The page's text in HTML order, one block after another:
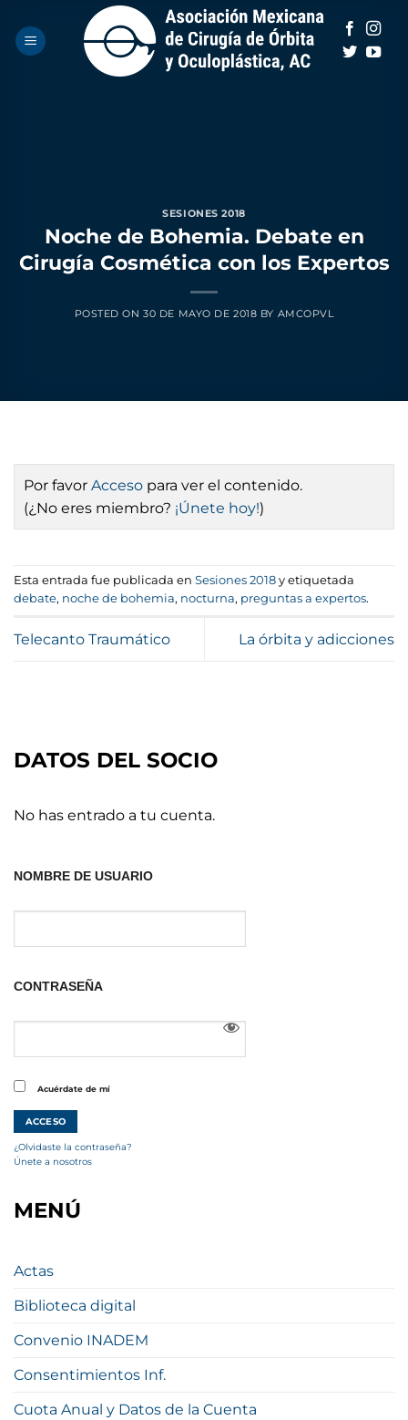
contenido
SESIONES 2018
Noche de Bohemia. Debate en
Cirugía Cosmética con los Expertos
POSTED ON30 DE MAYO DE 2018 BY AMCOPVL
Por favor Acceso para ver el contenido.
(¿No eres miembro? ¡Únete hoy!)
Esta entrada fue publicada en Sesiones 2018 y etiquetada
debate, noche de bohemia, nocturna, preguntas a expertos.
Telecanto Traumático La órbita y adicciones
DATOS DEL SOCIO
No has entrado a tu cuenta.
NOMBRE DE USUARIO
CONTRASEÑA
Acuérdate de mí
¿Olvidaste la contraseña?
Únete a nosotros
MENÚ
Actas
Biblioteca digital
Convenio INADEM
Consentimientos Inf.
Cuota Anual y Datos de la Cuenta